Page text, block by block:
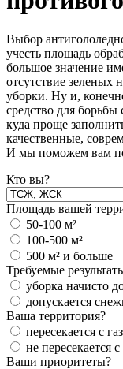
Выбор
учесть площадь
большое значение
отсутствие зеленых
уборки. Ну и,
средство для
куда проще
качественные,
И мы поможем вам
Кто вы?
Площадь вашей
50-100 м²
100-500 м²
500 м² и больше
Требуемые
уборка начисто
допускается
Ваша территория?
пересекается с
не пересекается
Ваши приоритеты?